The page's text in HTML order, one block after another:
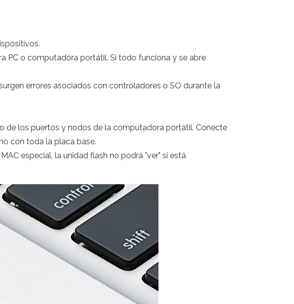
PC o computadora portátil. Si todo funciona y se abre
errores asociados con controladores o SO durante la
de los puertos y nodos de la computadora portátil. Conecte
con toda la placa base.
especial, la unidad flash no podrá "ver" si está